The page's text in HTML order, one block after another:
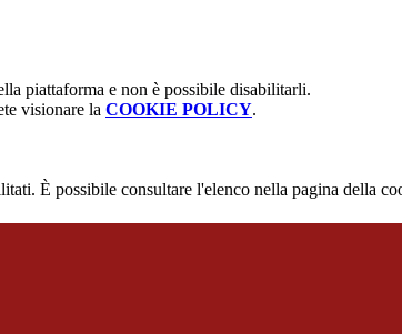
piattaforma e non è possibile disabilitarli.
visionare la COOKIE POLICY.
È possibile consultare l'elenco nella pagina della